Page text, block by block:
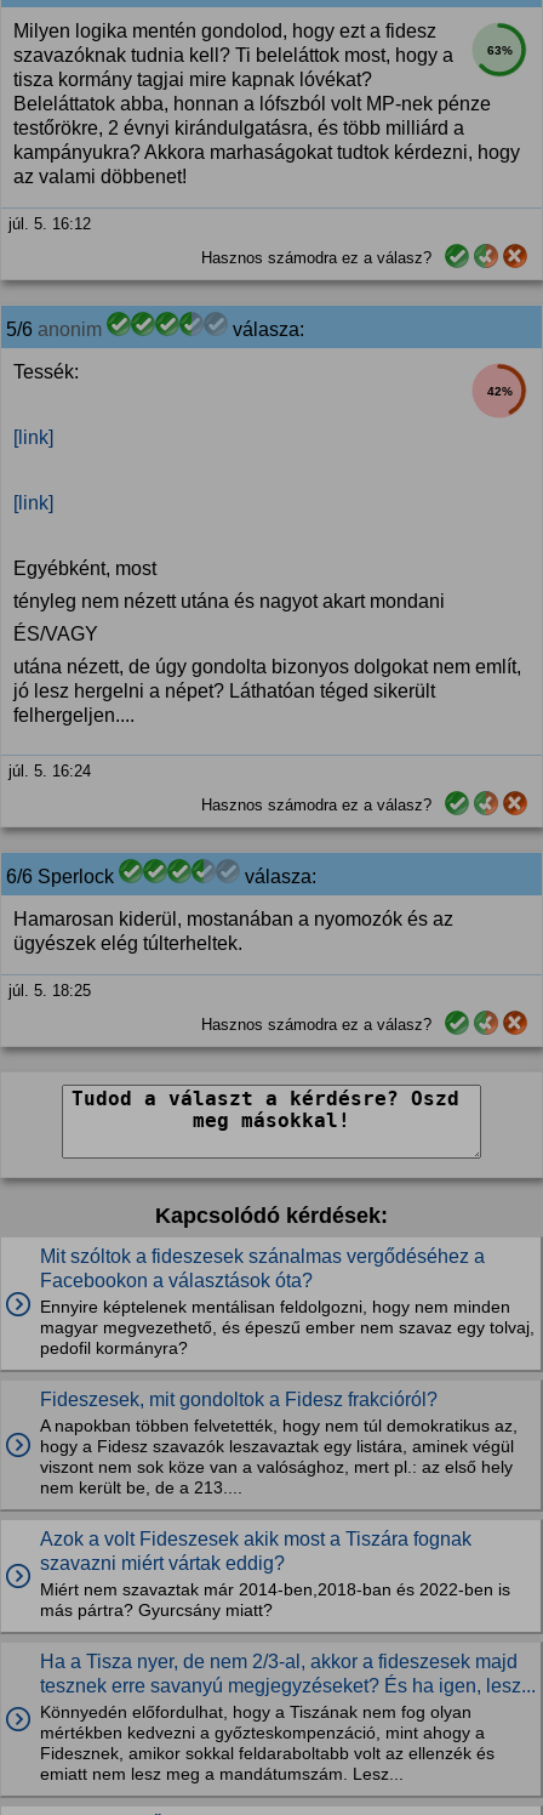
63%
Milyen logika mentén gondolod, hogy ezt a fidesz
szavazóknak tudnia kell? Ti beleláttok most, hogy a
tisza kormány tagjai mire kapnak lóvékat?
Beleláttatok abba, honnan a lófszból volt MP-nek pénze
testőrökre, 2 évnyi kirándulgatásra, és több milliárd a
kampányukra? Akkora marhaságokat tudtok kérdezni, hogy
az valami döbbenet!
júl. 5. 16:12
Hasznos számodra ez a válasz?
5/6 anonim válasza:
42%
Tessék:
[link]
[link]
Egyébként, most
tényleg nem nézett utána és nagyot akart mondani
ÉS/VAGY
utána nézett, de úgy gondolta bizonyos dolgokat nem említ,
jó lesz hergelni a népet? Láthatóan téged sikerült
felhergeljen....
júl. 5. 16:24
Hasznos számodra ez a válasz?
6/6 Sperlock válasza:
Hamarosan kiderül, mostanában a nyomozók és az
ügyészek elég túlterheltek.
júl. 5. 18:25
Hasznos számodra ez a válasz?
Kapcsolódó kérdések:
Mit szóltok a fideszesek szánalmas vergődéséhez a
Facebookon a választások óta?
Ennyire képtelenek mentálisan feldolgozni, hogy nem minden
magyar megvezethető, és épeszű ember nem szavaz egy tolvaj,
pedofil kormányra?
Fideszesek, mit gondoltok a Fidesz frakcióról?
A napokban többen felvetették, hogy nem túl demokratikus az,
hogy a Fidesz szavazók leszavaztak egy listára, aminek végül
viszont nem sok köze van a valósághoz, mert pl.: az első hely
nem került be, de a 213....
Azok a volt Fideszesek akik most a Tiszára fognak
szavazni miért vártak eddig?
Miért nem szavaztak már 2014-ben,2018-ban és 2022-ben is
más pártra? Gyurcsány miatt?
Ha a Tisza nyer, de nem 2/3-al, akkor a fideszesek majd
tesznek erre savanyú megjegyzéseket? És ha igen, lesz...
Könnyedén előfordulhat, hogy a Tiszának nem fog olyan
mértékben kedvezni a győzteskompenzáció, mint ahogy a
Fidesznek, amikor sokkal feldaraboltabb volt az ellenzék és
emiatt nem lesz meg a mandátumszám. Lesz...